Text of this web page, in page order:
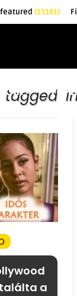
featured (11181)
a